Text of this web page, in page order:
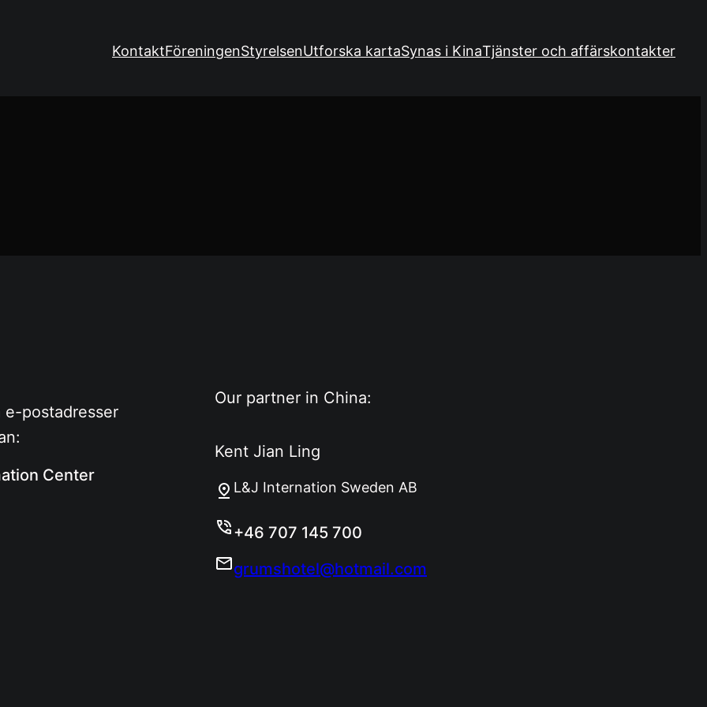
KontaktFöreningenStyrelsenUtforska kartaSynas i KinaTjänster och affärskontakter
postadresser
Center
Our partner in China:
Kent Jian Ling
L&J Internation Sweden AB
+46 707 145 700
grumshotel@hotmail.com